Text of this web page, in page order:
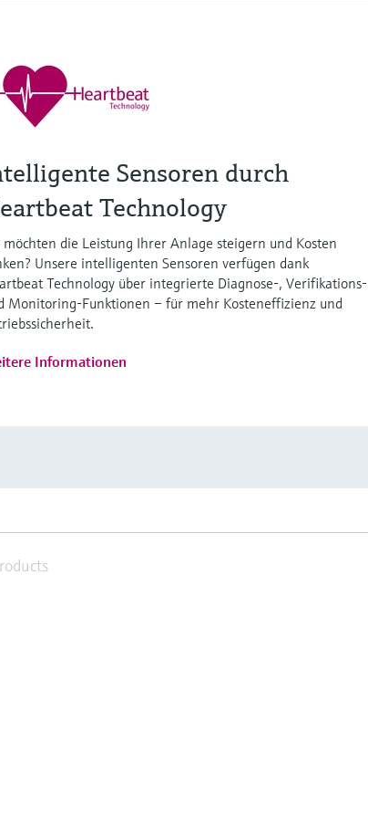
Sensoren durch
Technology
möchten die Leistung Ihrer Anlage steigern und Kosten
Unsere intelligenten Sensoren verfügen dank
Technology über integrierte Diagnose-, Verifikations-
Monitoring-Funktionen – für mehr Kosteneffizienz und
Informationen